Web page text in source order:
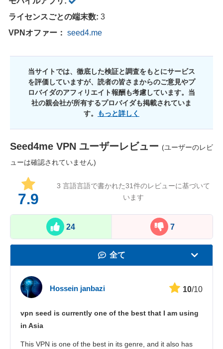
ライセンスごとの端末数: 3
VPNオファー： seed4.me
当サイトでは、徹底した検証と調査をもとにサービス
を評価していますが、読者の皆さまからのご意見やプ
ロバイダのアフィリエイト報酬も考慮しています。当
社の親会社が所有するプロバイダも掲載されていま
す。
もっと詳しく
Seed4me VPN ユーザーレビュー (ユーザーのレビ
ューは確認されていません)
7.9
3 言語言語で書かれた31件のレビューに基づいて
います
24 7
全て
カスタマーサポ
Hossein janbazi 10/10
vpn seed is currently one of the best that I am using
in Asia
This VPN is one of the best in its genre, and it also has